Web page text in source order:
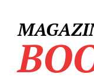
content